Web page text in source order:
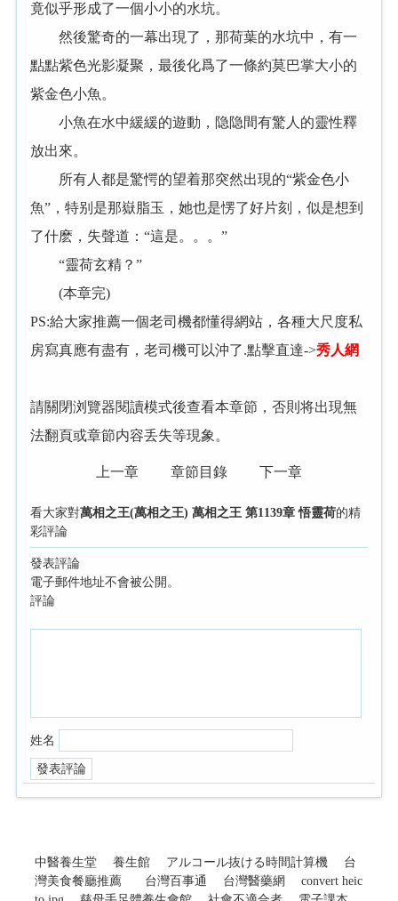
竟似乎形成了一個小小的水坑。
然後驚奇的一幕出現了，那荷葉的水坑中，有一
點點紫色光影凝聚，最後化爲了一條約莫巴掌大小的
紫金色小魚。
小魚在水中緩緩的遊動，隐隐間有驚人的靈性釋
放出來。
所有人都是驚愕的望着那突然出現的“紫金色小
魚”，特别是那嶽脂玉，她也是愣了好片刻，似是想到
了什麽，失聲道：“這是。。。”
“靈荷玄精？”
(本章完)
PS:給大家推薦一個老司機都懂得網站，各種大尺度私
房寫真應有盡有，老司機可以沖了.點擊直達->秀人網
請關閉浏覽器閱讀模式後查看本章節，否則将出現無
法翻頁或章節内容丢失等現象。
上一章 章節目錄 下一章
看大家對萬相之王(萬相之王) 萬相之王 第1139章 悟靈荷的精
彩評論
發表評論
電子郵件地址不會被公開。
評論
姓名
中醫養生堂 養生館 アルコール抜ける時間計算機
台
灣美食餐廳推薦
台灣百事通 台灣醫藥網
convert heic